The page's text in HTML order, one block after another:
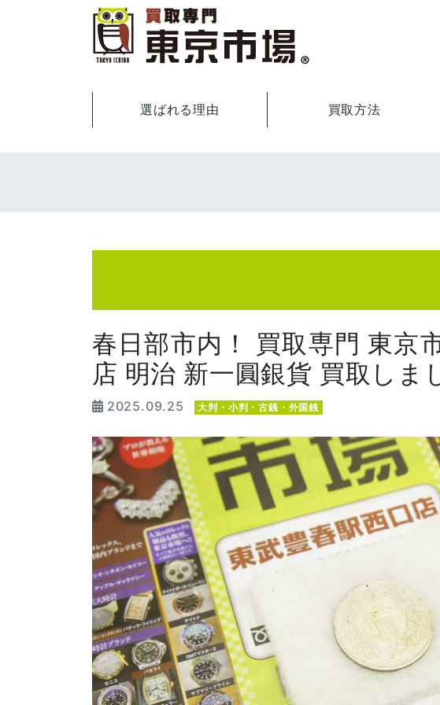
選ばれる理由 買取方法
春日部市内！ 買取専門 東京
店 明治 新一圓銀貨 買取しま
2025.09.25 大判・小判・古銭・外国銭